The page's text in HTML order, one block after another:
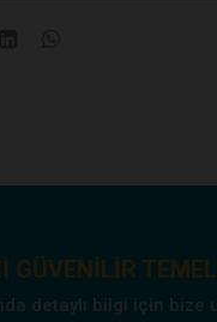
detaylı bilgi için